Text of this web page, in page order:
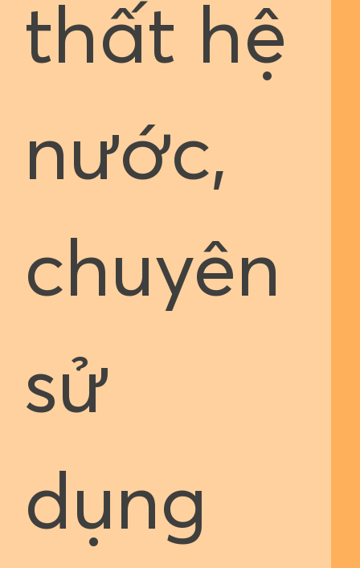
thất hệ
nước,
chuyên
sử
dụng